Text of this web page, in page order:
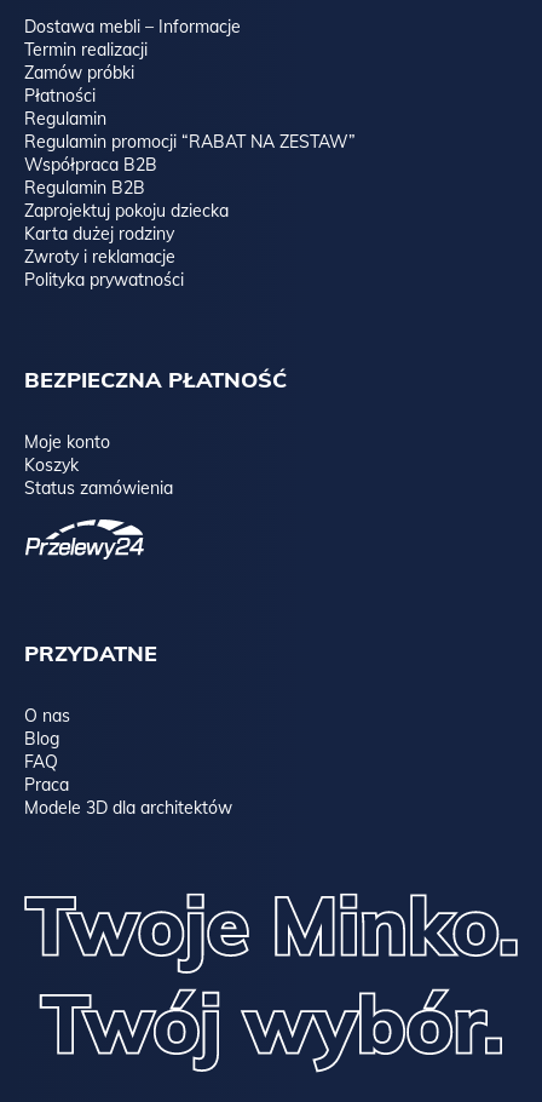
Dostawa mebli – Informacje
Termin realizacji
Zamów próbki
Płatności
Regulamin
Regulamin promocji “RABAT NA ZESTAW”
Współpraca B2B
Regulamin B2B
Zaprojektuj pokoju dziecka
Karta dużej rodziny
Zwroty i reklamacje
Polityka prywatności
BEZPIECZNA PŁATNOŚĆ
Moje konto
Koszyk
Status zamówienia
PRZYDATNE
O nas
Blog
FAQ
Praca
Modele 3D dla architektów